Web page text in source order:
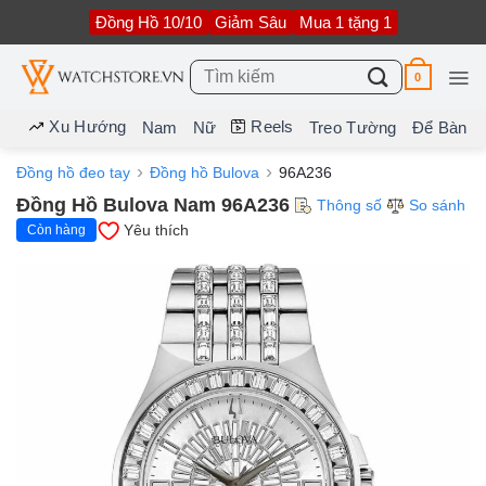
nội
dung
Đồng Hồ 10/10 Giảm Sâu Mua 1 tặng 1
Tìm
kiếm:
0
Xu Hướng Nam Nữ Reels Treo Tường Để Bàn
Đồng hồ đeo tay Đồng hồ Bulova 96A236
Đồng Hồ Bulova Nam 96A236 Thông số So sánh
Còn hàng Yêu thích